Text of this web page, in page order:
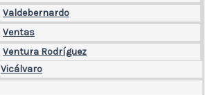
Valdebernardo
Ventas
Ventura Rodríguez
Vicálvaro